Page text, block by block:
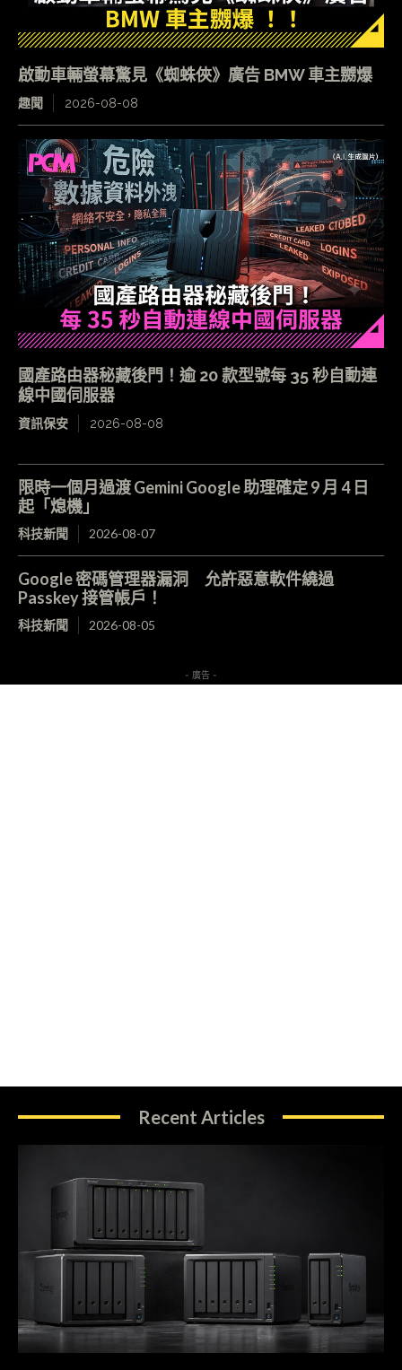
啟動車輛螢幕驚見《蜘蛛俠》廣告 BMW 車主嬲爆
趣聞 2026-08-08
國產路由器秘藏後門！逾 20 款型號每 35 秒自動連
線中國伺服器
資訊保安 2026-08-08
限時一個月過渡 Gemini Google 助理確定 9 月 4 日
起「熄機」
科技新聞 2026-08-07
Google 密碼管理器漏洞 允許惡意軟件繞過
Passkey 接管帳戶！
科技新聞 2026-08-05
- 廣告 -
Recent Articles